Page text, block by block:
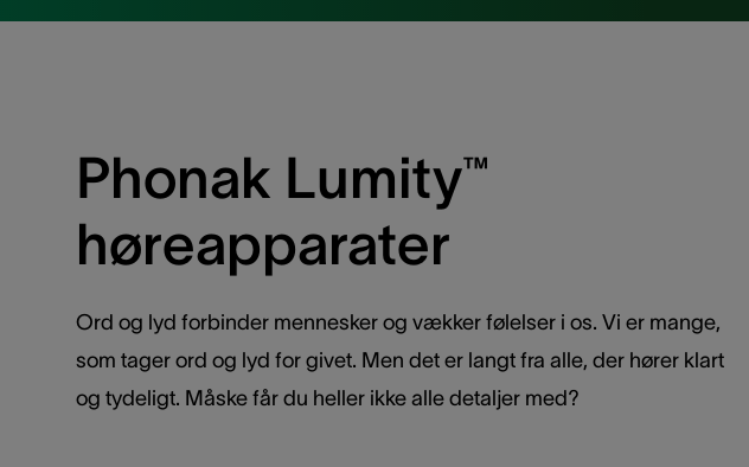
Phonak Lumity™
høreapparater
Ord og lyd forbinder mennesker og vækker følelser i os. Vi er mange,
som tager ord og lyd for givet. Men det er langt fra alle, der hører klart
og tydeligt. Måske får du heller ikke alle detaljer med?